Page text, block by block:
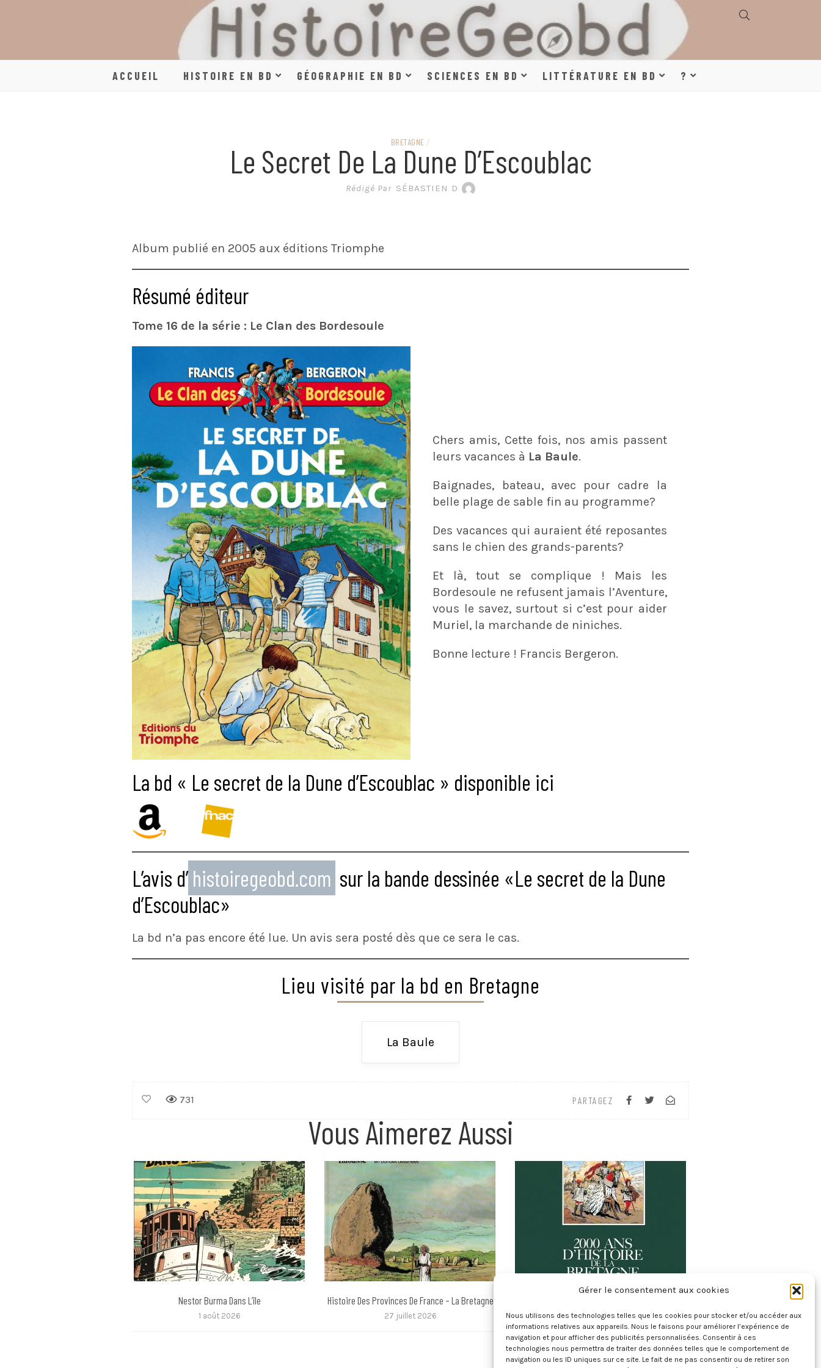
Gérer le consentement aux cookies
Nous utilisons des technologies telles que les cookies pour stocker et/ou accéder aux
informations relatives aux appareils. Nous le faisons pour améliorer l’expérience de
navigation et pour afficher des publicités personnalisées. Consentir à ces
technologies nous permettra de traiter des données telles que le comportement de
navigation ou les ID uniques sur ce site. Le fait de ne pas consentir ou de retirer son
HISTOIRE, GÉOGRAPHIE,
SCIENCES, LITTÉRATURE
EN BANDE DESSINÉE
ACCUEIL HISTOIRE EN BD GÉOGRAPHIE EN BD SCIENCES EN BD LITTÉRATURE EN BD ?
BRETAGNE /
Le Secret De La Dune D’Escoublac
Rédigé Par SÉBASTIEN D
Album publié en 2005 aux éditions Triomphe
Résumé éditeur
Tome 16 de la série : Le Clan des Bordesoule
Chers amis, Cette fois, nos amis passent
leurs vacances à La Baule.
Baignades, bateau, avec pour cadre la
belle plage de sable fin au programme?
Des vacances qui auraient été reposantes
sans le chien des grands-parents?
Et là, tout se complique ! Mais les
Bordesoule ne refusent jamais l’Aventure,
vous le savez, surtout si c’est pour aider
Muriel, la marchande de niniches.
Bonne lecture ! Francis Bergeron.
La bd « Le secret de la Dune d’Escoublac » disponible ici
L’avis d’ histoiregeobd.com sur la bande dessinée «Le secret de la Dune
d’Escoublac»
La bd n’a pas encore été lue. Un avis sera posté dès que ce sera le cas.
Lieu visité par la bd en Bretagne
La Baule
PARTAGEZ
731
Vous Aimerez Aussi
Nestor Burma Dans L’île
1 août 2026
Histoire Des Provinces De France – La Bretagne
27 juillet 2026 20 juillet 2026